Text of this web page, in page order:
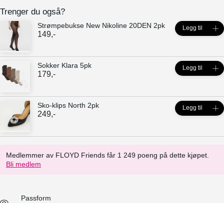
Medlemmer av FLOYD Friends får 1 249 poeng på dette kjøpet.
Bli medlem
Trenger du også?
Strømpebukse New Nikoline 20DEN 2pk
149,-
Legg til
Sokker Klara 5pk
179,-
Legg til
Sko-klips North 2pk
249,-
Legg til
Passform